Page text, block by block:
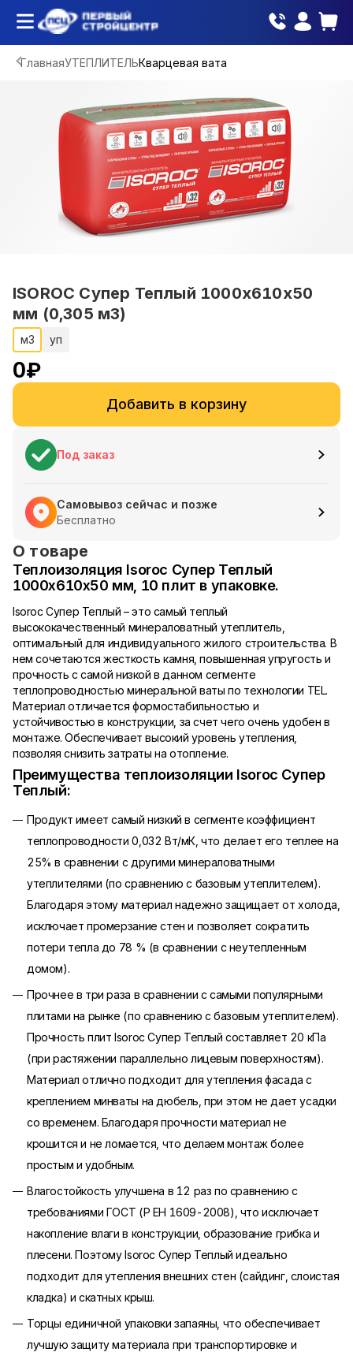
ГлавнаяУТЕПЛИТЕЛЬКварцевая вата
ISOROC Супер Теплый 1000х610х50
мм (0,305 м3)
м3 уп
0₽
Добавить в корзину
Под заказ
Самовывоз сейчас и позже
Бесплатно
О товаре
Теплоизоляция Isoroc Супер Теплый
1000х610х50 мм, 10 плит в упаковке.
Isoroc Супер Теплый – это самый теплый
высококачественный минераловатный утеплитель,
оптимальный для индивидуального жилого строительства. В
нем сочетаются жесткость камня, повышенная упругость и
прочность с самой низкой в данном сегменте
теплопроводностью минеральной ваты по технологии TEL.
Материал отличается формостабильностью и
устойчивостью в конструкции, за счет чего очень удобен в
монтаже. Обеспечивает высокий уровень утепления,
позволяя снизить затраты на отопление.
Преимущества теплоизоляции Isoroc Супер
Теплый:
Продукт имеет самый низкий в сегменте коэффициент
теплопроводности 0,032 Вт/мК, что делает его теплее на
25% в сравнении с другими минераловатными
утеплителями (по сравнению с базовым утеплителем).
Благодаря этому материал надежно защищает от холода,
исключает промерзание стен и позволяет сократить
потери тепла до 78 % (в сравнении с неутепленным
домом).
Прочнее в три раза в сравнении с самыми популярными
плитами на рынке (по сравнению с базовым утеплителем).
Прочность плит Isoroc Супер Теплый составляет 20 кПа
(при растяжении параллельно лицевым поверхностям).
Материал отлично подходит для утепления фасада с
креплением минваты на дюбель, при этом не дает усадки
со временем. Благодаря прочности материал не
крошится и не ломается, что делаем монтаж более
простым и удобным.
Влагостойкость улучшена в 12 раз по сравнению с
требованиями ГОСТ (Р ЕН 1609-2008), что исключает
накопление влаги в конструкции, образование грибка и
плесени. Поэтому Isoroc Супер Теплый идеально
подходит для утепления внешних стен (сайдинг, слоистая
кладка) и скатных крыш.
Торцы единичной упаковки запаяны, что обеспечивает
лучшую защиту материала при транспортировке и